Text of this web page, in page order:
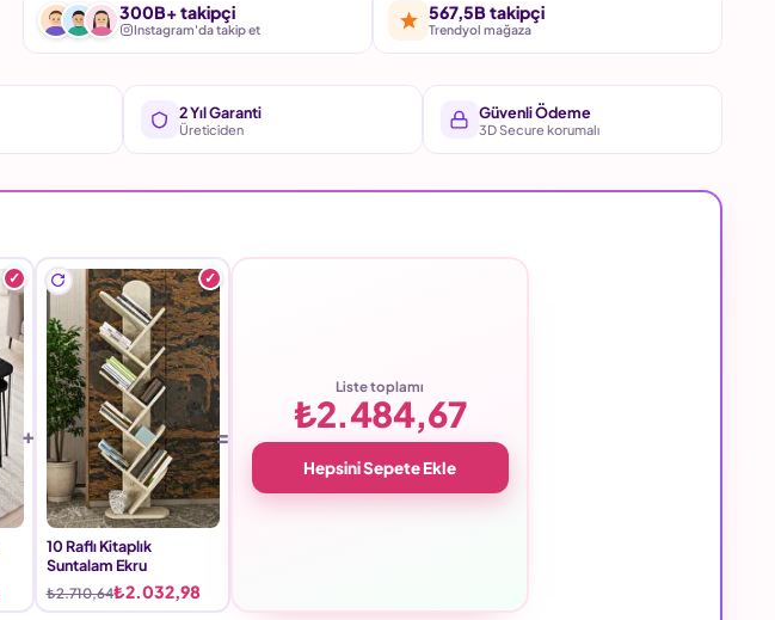
300B+ takipçi
Instagram'da takip et
567,5B takipçi
Trendyol mağaza
2 Yıl Garanti
Üreticiden
Güvenli Ödeme
3D Secure korumalı
10 Raflı Kitaplık
Suntalam Ekru
₺2.710,64₺2.032,98
Liste toplamı
₺2.484,67
Hepsini Sepete Ekle